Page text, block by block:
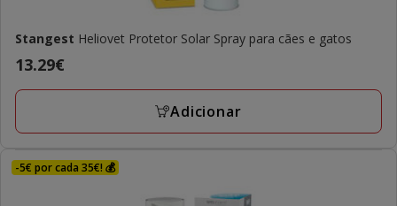
Stangest Heliovet Protetor Solar Spray para cães e gatos
Preço
13.29€
13.29€
Adicionar
-5€ por cada 35€! 💰